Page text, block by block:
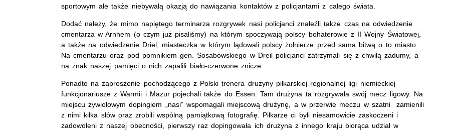
sportowym ale także niebywałą okazją do nawiązania kontaktów z policjantami z całego świata.
Dodać należy, że mimo napiętego terminarza rozgrywek nasi policjanci znaleźli także czas na odwiedzenie
cmentarza w Arnhem (o czym już pisaliśmy) na którym spoczywają polscy bohaterowie z II Wojny Światowej,
a także na odwiedzenie Driel, miasteczka w którym lądowali polscy żołnierze przed sama bitwą o to miasto.
Na cmentarzu oraz pod pomnikiem gen. Sosabowskiego w Dreil policjanci zatrzymali się z chwilą zadumy, a
na znak naszej pamięci o nich zapalili biało-czerwone znicze.
Ponadto na zaproszenie pochodzącego z Polski trenera drużyny piłkarskiej regionalnej ligi niemieckiej
funkcjonariusze z Warmii i Mazur pojechali także do Essen. Tam drużyna ta rozgrywała swój mecz ligowy. Na
miejscu żywiołowym dopingiem „nasi” wspomagali miejscową drużynę, a w przerwie meczu w szatni zamienili
z nimi kilka słów oraz zrobili wspólną pamiątkową fotografię. Piłkarze ci byli niesamowicie zaskoczeni i
zadowoleni z naszej obecności, pierwszy raz dopingowała ich drużyna z innego kraju biorąca udział w